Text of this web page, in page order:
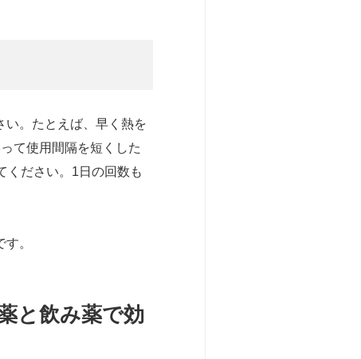
い。たとえば、早く熱を
て使用間隔を短くした
ください。1日の回数も
。
と飲み薬で効